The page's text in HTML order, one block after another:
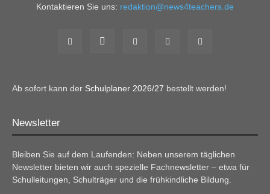
Kontaktieren Sie uns: redaktion@news4teachers.de
Ab sofort kann der Schulplaner 2026/27 bestellt werden!
Newsletter
Bleiben Sie auf dem Laufenden: Neben unserem täglichen
Newsletter bieten wir auch spezielle Fachnewsletter – etwa für
Schulleitungen, Schulträger und die frühkindliche Bildung.